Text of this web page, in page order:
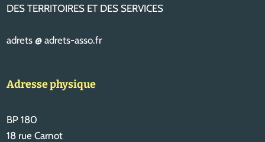
DES TERRITOIRES ET DES SERVICES
adrets @ adrets-asso.fr
Adresse physique
BP 180
18 rue Carnot